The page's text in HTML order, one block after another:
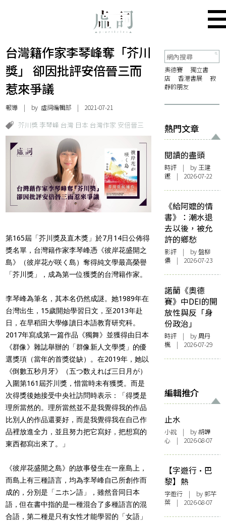
台灣籍作家李琴峰奪「芥川
獎」 卻因批評安倍晉三而
惹來爭議
報導 | by 虛詞編輯部 | 2021-07-21
芥川獎 李琴峰 台灣 日本 台灣作家 安倍晉三
第165屆「芥川獎及直木獎」於7月14日公佈得
獎名單，台灣籍作家李琴峰憑《彼岸花盛開之
島》（彼岸花が咲く島）奪得純文學最高榮譽
「芥川獎」，成為第一位獲獎的台灣籍作家。
李琴峰為筆名，其本名仍然成謎。她1989年在
台灣出生，15歲開始學習日文，至2013年赴
日，在早稻田大學修讀日本語教育研究科。
2017年寫成第一篇作品《獨舞》並獲得由日本
《群像》雜誌舉辦的「群像新人文學獎」的優
選獎項（當年的首獎從缺）。在2019年，她以
《倒數五秒月牙》（五つ数えれば三日月が）
入圍第161屆芥川獎，惜當時未有獲獎。而是
次得獎後她接受中央社訪問時表示：「得獎是
理所當然的。理所當然並不是我覺得我的作品
比別人的作品還要好，而是我覺得我在自己作
品裡放進全力，並且努力把它寫好，把想寫的
東西都寫出來了。」
《彼岸花盛開之島》的故事發生在一座島上，
而島上有三種語言，均為李琴峰自己所創作而
成的，分別是「ニホン語」，雖然音同日本
語，但在書中指的是一種混合了多種語言的混
合語，第二種是只有女性才能學習的「女語」
奧德賽
獨立書
店
香港書展
寂
靜的朋友
熱門文章
閱讀的盡頭
時評 | by 王建
鏗 | 2026-07-22
《給阿嬤的情
書》：潮水退
去以後，被允
許的鄉愁
影評 | by 盤柳
儂 | 2026-07-23
諾蘭《奧德
賽》中DEI的開
放性與反「身
份政治」
時評 | by周丹
楓 | 2026-07-29
編輯推介
止水
小說 | by 胡韡
心 | 2026-08-07
【字遊行·巴
黎】熱
字遊行 | by 郭芊
葉 | 2026-08-07